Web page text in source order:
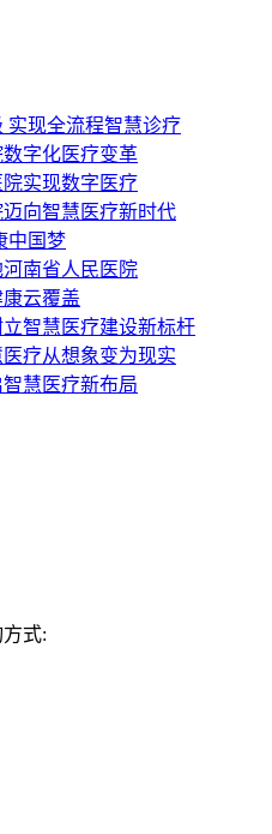
实现全流程智慧诊疗
字化医疗变革
实现数字医疗
向智慧医疗新时代
中国梦
南省人民医院
云覆盖
智慧医疗建设新标杆
疗从想象变为现实
慧医疗新布局
式: